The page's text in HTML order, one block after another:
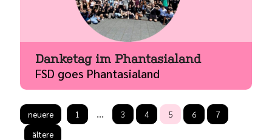
Danketag im Phantasialand
FSD goes Phantasialand
Vorherige SeiteErste Seite
1 3 4 5 6
7
Nächste Seite